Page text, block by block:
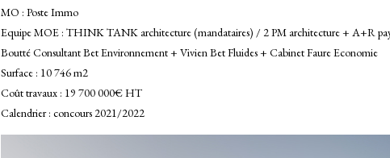
MO : Poste Immo
Equipe MOE : THINK TANK architecture (mandataires) / 2 PM architecture + A+R
Boutté Consultant Bet Environnement + Vivien Bet Fluides + Cabinet Faure Economie
Surface : 10 746 m2
Coût travaux : 19 700 000€ HT
Calendrier : concours 2021/2022